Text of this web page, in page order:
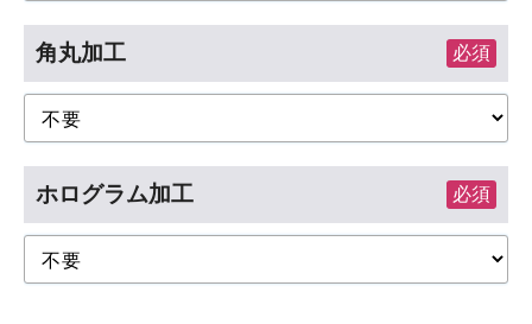
角丸加工 必須
ホログラム加工 必須